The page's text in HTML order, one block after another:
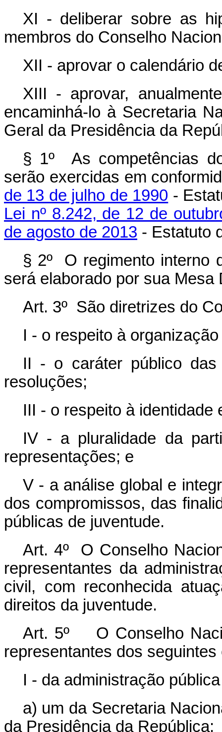
XI - deliberar sobre as
membros do Conselho
XII - aprovar o calendário
XIII - aprovar,
encaminhá-lo à Secretaria
Geral da Presidência da
§ 1º As competências
serão exercidas em
de 13 de julho de 1990 -
Lei nº 8.242, de 12 de
de agosto de 2013 - Estatuto
§ 2º O regimento interno
será elaborado por sua Mesa
Art. 3º São diretrizes do
I - o respeito à
II - o caráter público
resoluções;
III - o respeito à identidade
IV - a pluralidade da
representações; e
V - a análise global e
dos compromissos, das
públicas de juventude.
Art. 4º O Conselho
representantes da
civil, com reconhecida
direitos da juventude.
Art. 5º O Conselho
representantes dos
I - da administração
a) um da Secretaria
da Presidência da República;